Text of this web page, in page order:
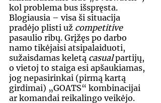
kol problema bus išspręsta.
Blogiausia – visa ši situacija
pradėjo plisti už competitive
pasaulio ribų. Grįžęs po darbo
namo tikėjaisi atsipalaiduoti,
sužaisdamas keletą casual partijų,
o vietoj to staiga esi apšaukiamas,
jog nepasirinkai (pirmą kartą
girdimai) „GOATS“ kombinacijai
ar komandai reikalingo veikėjo.